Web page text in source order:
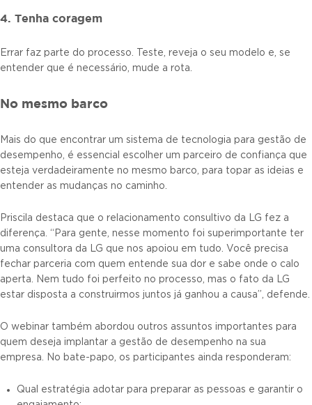
4. Tenha coragem
Errar faz parte do processo. Teste, reveja o seu modelo e, se
entender que é necessário, mude a rota.
No mesmo barco
Mais do que encontrar um sistema de tecnologia para gestão de
desempenho, é essencial escolher um parceiro de confiança que
esteja verdadeiramente no mesmo barco, para topar as ideias e
entender as mudanças no caminho.
Priscila destaca que o relacionamento consultivo da LG fez a
diferença. “Para gente, nesse momento foi superimportante ter
uma consultora da LG que nos apoiou em tudo. Você precisa
fechar parceria com quem entende sua dor e sabe onde o calo
aperta. Nem tudo foi perfeito no processo, mas o fato da LG
estar disposta a construirmos juntos já ganhou a causa”, defende.
O webinar também abordou outros assuntos importantes para
quem deseja implantar a gestão de desempenho na sua
empresa. No bate-papo, os participantes ainda responderam:
Qual estratégia adotar para preparar as pessoas e garantir o